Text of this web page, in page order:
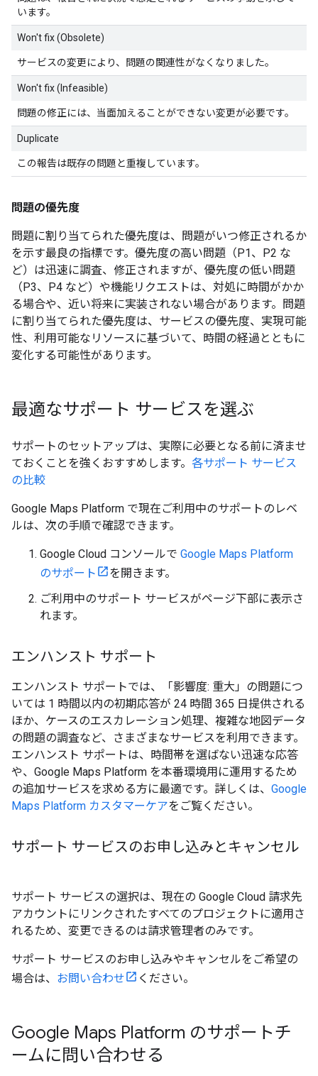
います。
Won't fix (Obsolete)
サービスの変更により、問題の関連性がなくなりました。
Won't fix (Infeasible)
問題の修正には、当面加えることができない変更が必要です。
Duplicate
この報告は既存の問題と重複しています。
問題の優先度
問題に割り当てられた優先度は、問題がいつ修正されるか
を示す最良の指標です。優先度の高い問題（P1、P2 な
ど）は迅速に調査、修正されますが、優先度の低い問題
（P3、P4 など）や機能リクエストは、対処に時間がかか
る場合や、近い将来に実装されない場合があります。問題
に割り当てられた優先度は、サービスの優先度、実現可能
性、利用可能なリソースに基づいて、時間の経過とともに
変化する可能性があります。
最適なサポート サービスを選ぶ
サポートのセットアップは、実際に必要となる前に済ませ
ておくことを強くおすすめします。 各サポート サービス
の比較
Google Maps Platform で現在ご利用中のサポートのレベ
ルは、次の手順で確認できます。
Google Cloud コンソールで Google Maps Platform
のサポート
を開きます。
ご利用中のサポート サービスがページ下部に表示さ
れます。
エンハンスト サポート
エンハンスト サポートでは、「影響度: 重大」の問題につ
いては 1 時間以内の初期応答が 24 時間 365 日提供される
ほか、ケースのエスカレーション処理、複雑な地図データ
の問題の調査など、さまざまなサービスを利用できます。
エンハンスト サポートは、時間帯を選ばない迅速な応答
や、Google Maps Platform を本番環境用に運用するため
の追加サービスを求める方に最適です。詳しくは、 Google
Maps Platform カスタマーケアをご覧ください。
サポート サービスのお申し込みとキャンセル
サポート サービスの選択は、現在の Google Cloud 請求先
アカウントにリンクされたすべてのプロジェクトに適用さ
れるため、変更できるのは請求管理者のみです。
サポート サービスのお申し込みやキャンセルをご希望の
場合は、 お問い合わせ ください。
Google Maps Platform のサポートチ
ームに問い合わせる